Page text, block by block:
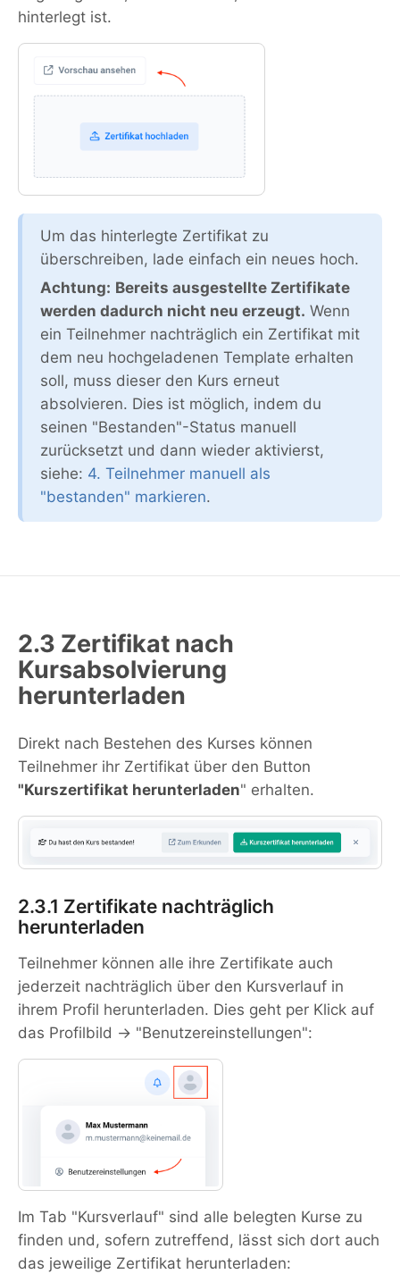
hinterlegt ist.
Um das hinterlegte Zertifikat zu
überschreiben, lade einfach ein neues hoch.
Achtung: Bereits ausgestellte Zertifikate
werden dadurch nicht neu erzeugt. Wenn
ein Teilnehmer nachträglich ein Zertifikat mit
dem neu hochgeladenen Template erhalten
soll, muss dieser den Kurs erneut
absolvieren. Dies ist möglich, indem du
seinen "Bestanden"-Status manuell
zurücksetzt und dann wieder aktivierst,
siehe: 4. Teilnehmer manuell als
"bestanden" markieren.
2.3 Zertifikat nach
Kursabsolvierung
herunterladen
Direkt nach Bestehen des Kurses können
Teilnehmer ihr Zertifikat über den Button
"Kurszertifikat herunterladen" erhalten.
2.3.1 Zertifikate nachträglich
herunterladen
Teilnehmer können alle ihre Zertifikate auch
jederzeit nachträglich über den Kursverlauf in
ihrem Profil herunterladen. Dies geht per Klick auf
das Profilbild → "Benutzereinstellungen":
Im Tab "Kursverlauf" sind alle belegten Kurse zu
finden und, sofern zutreffend, lässt sich dort auch
das jeweilige Zertifikat herunterladen: